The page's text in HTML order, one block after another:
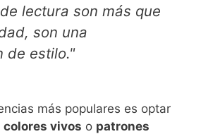
lectura son más que
son una
de estilo."
más populares es optar
colores vivos o patrones